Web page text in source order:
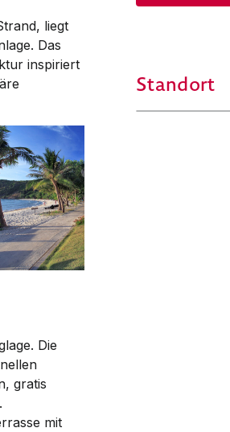
liegt
Das
inspiriert
Die
gratis
mit
Standort